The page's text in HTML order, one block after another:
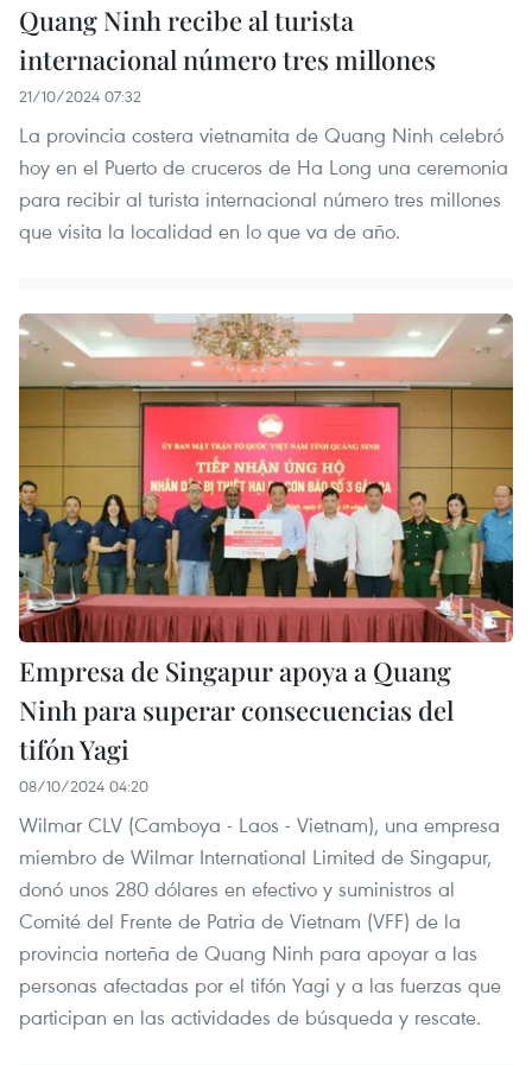
Quang Ninh recibe al turista
internacional número tres millones
21/10/2024 07:32
La provincia costera vietnamita de Quang Ninh celebró
hoy en el Puerto de cruceros de Ha Long una ceremonia
para recibir al turista internacional número tres millones
que visita la localidad en lo que va de año.
Empresa de Singapur apoya a Quang
Ninh para superar consecuencias del
tifón Yagi
08/10/2024 04:20
Wilmar CLV (Camboya - Laos - Vietnam), una empresa
miembro de Wilmar International Limited de Singapur,
donó unos 280 dólares en efectivo y suministros al
Comité del Frente de Patria de Vietnam (VFF) de la
provincia norteña de Quang Ninh para apoyar a las
personas afectadas por el tifón Yagi y a las fuerzas que
participan en las actividades de búsqueda y rescate.